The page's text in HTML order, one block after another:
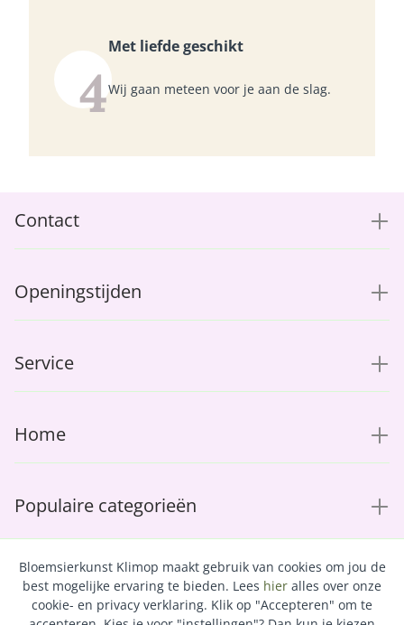
4
Met liefde geschikt
Wij gaan meteen voor je aan de slag.
Contact
Openingstijden
Service
Home
Populaire categorieën
Bloemsierkunst Klimop maakt gebruik van cookies om jou de
best mogelijke ervaring te bieden. Lees hier alles over onze
cookie- en privacy verklaring. Klik op "Accepteren" om te